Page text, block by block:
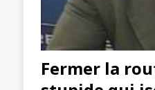
Fermer la